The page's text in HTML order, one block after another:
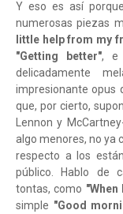
Y eso es así
numerosas piezas
little help from my
"Getting better", e
delicadamente
impresionante opus
que, por cierto,
Lennon y
algo menores, no ya
respecto a los
público. Hablo de
tontas, como
simple "Good